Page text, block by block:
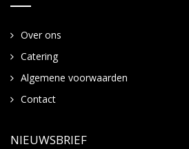
Over ons
Catering
Algemene voorwaarden
Contact
NIEUWSBRIEF